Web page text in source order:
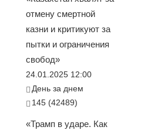
отмену смертной
казни и критикуют за
пытки и ограничения
свобод»
24.01.2025 12:00
День за днем
145 (42489)
«Трамп в ударе. Как